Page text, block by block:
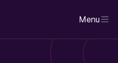
Menu